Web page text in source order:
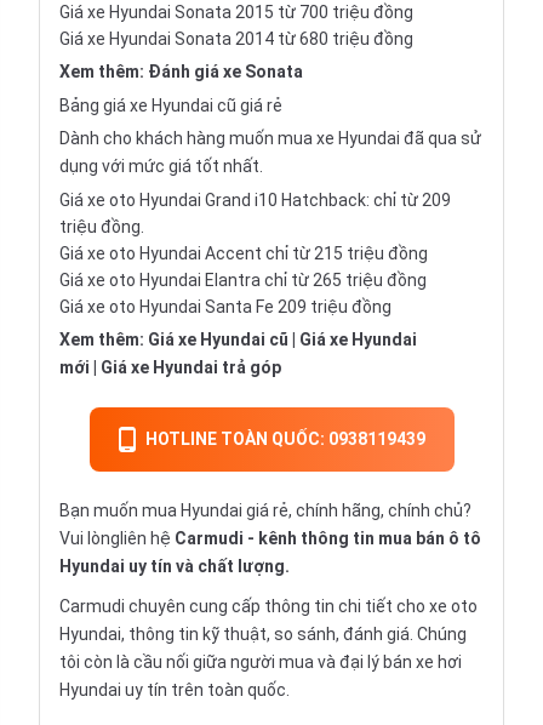
Giá xe Hyundai Sonata 2015 từ 700 triệu đồng
Giá xe Hyundai Sonata 2014 từ 680 triệu đồng
Xem thêm: Đánh giá xe Sonata
Bảng giá xe Hyundai cũ giá rẻ
Dành cho khách hàng muốn mua xe Hyundai đã qua sử
dụng với mức giá tốt nhất.
Giá xe oto Hyundai Grand i10 Hatchback: chỉ từ 209
triệu đồng.
Giá xe oto Hyundai Accent chỉ từ 215 triệu đồng
Giá xe oto Hyundai Elantra chỉ từ 265 triệu đồng
Giá xe oto Hyundai Santa Fe 209 triệu đồng
Xem thêm: Giá xe Hyundai cũ
Giá xe Hyundai
mới
Giá xe Hyundai trả góp
HOTLINE TOÀN QUỐC: 0938119439
Bạn muốn mua Hyundai giá rẻ, chính hãng, chính chủ?
Vui lòngliên hệ Carmudi - kênh thông tin mua bán ô tô
Hyundai uy tín và chất lượng.
Carmudi chuyên cung cấp thông tin chi tiết cho xe oto
Hyundai, thông tin kỹ thuật, so sánh, đánh giá. Chúng
tôi còn là cầu nối giữa người mua và đại lý bán xe hơi
Hyundai uy tín trên toàn quốc.